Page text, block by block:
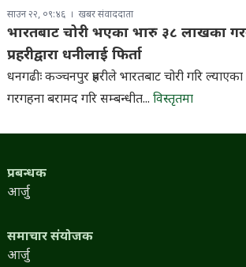
साउन २२, ०९:४६ खबर संवाददाता
भारतबाट चोरी भएका भारु ३८ लाखका
प्रहरीद्वारा धनीलाई फिर्ता
धनगढीः कञ्चनपुर प्रहरीले भारतबाट चोरी गरि
गरगहना बरामद गरि सम्बन्धीत... विस्तृतमा
प्रबन्धक
आर्जु
समाचार संयोजक
आर्जु